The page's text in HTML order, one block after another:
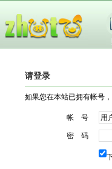
请登录
如果您在本站已拥有帐号
帐 号
密 码